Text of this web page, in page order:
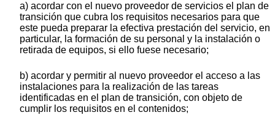
a) acordar con el nuevo proveedor de servicios el plan de
transición que cubra los requisitos necesarios para que
este pueda preparar la efectiva prestación del servicio, en
particular, la formación de su personal y la instalación o
retirada de equipos, si ello fuese necesario;
b) acordar y permitir al nuevo proveedor el acceso a las
instalaciones para la realización de las tareas
identificadas en el plan de transición, con objeto de
cumplir los requisitos en el contenidos;